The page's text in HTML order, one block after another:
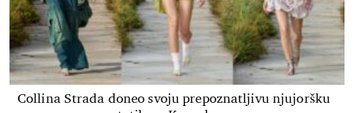
Collina Strada doneo svoju prepoznatljivu njujoršku